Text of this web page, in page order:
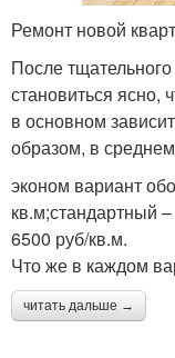
Ремонт новой
После
становиться ясно,
в основном
образом, в
эконом вариант
кв.м;стандартный
6500 руб/кв.м.
Что же в каждом
читать дальше →